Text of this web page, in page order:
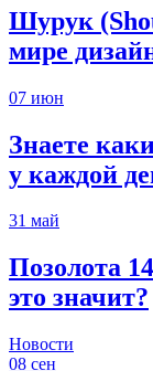
Шурук
мире
07 июн
Знаете
у каждой
31 май
Позолота
это значит?
Новости
08 сен